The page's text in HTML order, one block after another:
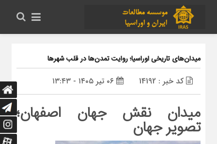
میدان‌های تاریخی اوراسیا؛ روایت تمدن‌ها در قلب شهرها
کد خبر : 14192
میدان نقش جهان اصفهان؛
تصویر جهان